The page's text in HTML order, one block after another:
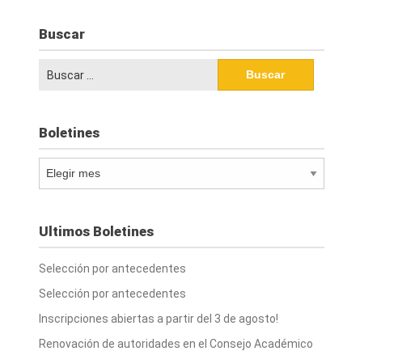
Buscar
Boletines
Ultimos Boletines
Selección por antecedentes
Selección por antecedentes
Inscripciones abiertas a partir del 3 de agosto!
Renovación de autoridades en el Consejo Académico